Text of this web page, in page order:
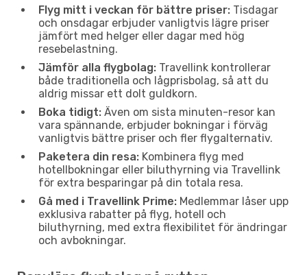
Flyg mitt i veckan för bättre priser: Tisdagar
och onsdagar erbjuder vanligtvis lägre priser
jämfört med helger eller dagar med hög
resebelastning.
Jämför alla flygbolag: Travellink kontrollerar
både traditionella och lågprisbolag, så att du
aldrig missar ett dolt guldkorn.
Boka tidigt: Även om sista minuten-resor kan
vara spännande, erbjuder bokningar i förväg
vanligtvis bättre priser och fler flygalternativ.
Paketera din resa: Kombinera flyg med
hotellbokningar eller biluthyrning via Travellink
för extra besparingar på din totala resa.
Gå med i Travellink Prime: Medlemmar låser upp
exklusiva rabatter på flyg, hotell och
biluthyrning, med extra flexibilitet för ändringar
och avbokningar.